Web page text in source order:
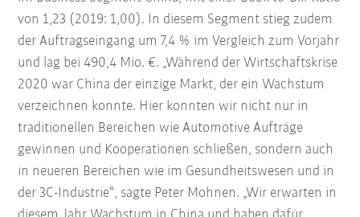
von 1,23 (2019: 1,00). In diesem Segment stieg zudem
der Auftragseingang um 7,4 % im Vergleich zum Vorjahr
und lag bei 490,4 Mio. €. „Während der Wirtschaftskrise
2020 war China der einzige Markt, der ein Wachstum
verzeichnen konnte. Hier konnten wir nicht nur in
traditionellen Bereichen wie Automotive Aufträge
gewinnen und Kooperationen schließen, sondern auch
in neueren Bereichen wie im Gesundheitswesen und in
der 3C-Industrie“, sagte Peter Mohnen. „Wir erwarten in